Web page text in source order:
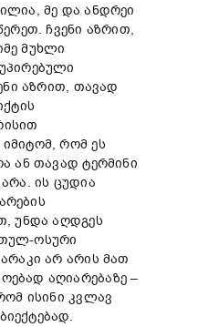
მე და ანდრეი
ჩვენი აზრით,
მუხლი
აზრით, თავად
რომ ეს
ან თავად ტერმინი
ის ცუდია
უნდა აღდგეს
ოსური
არ არის მათ
აღიარებაზე –
ისინი კვლავ